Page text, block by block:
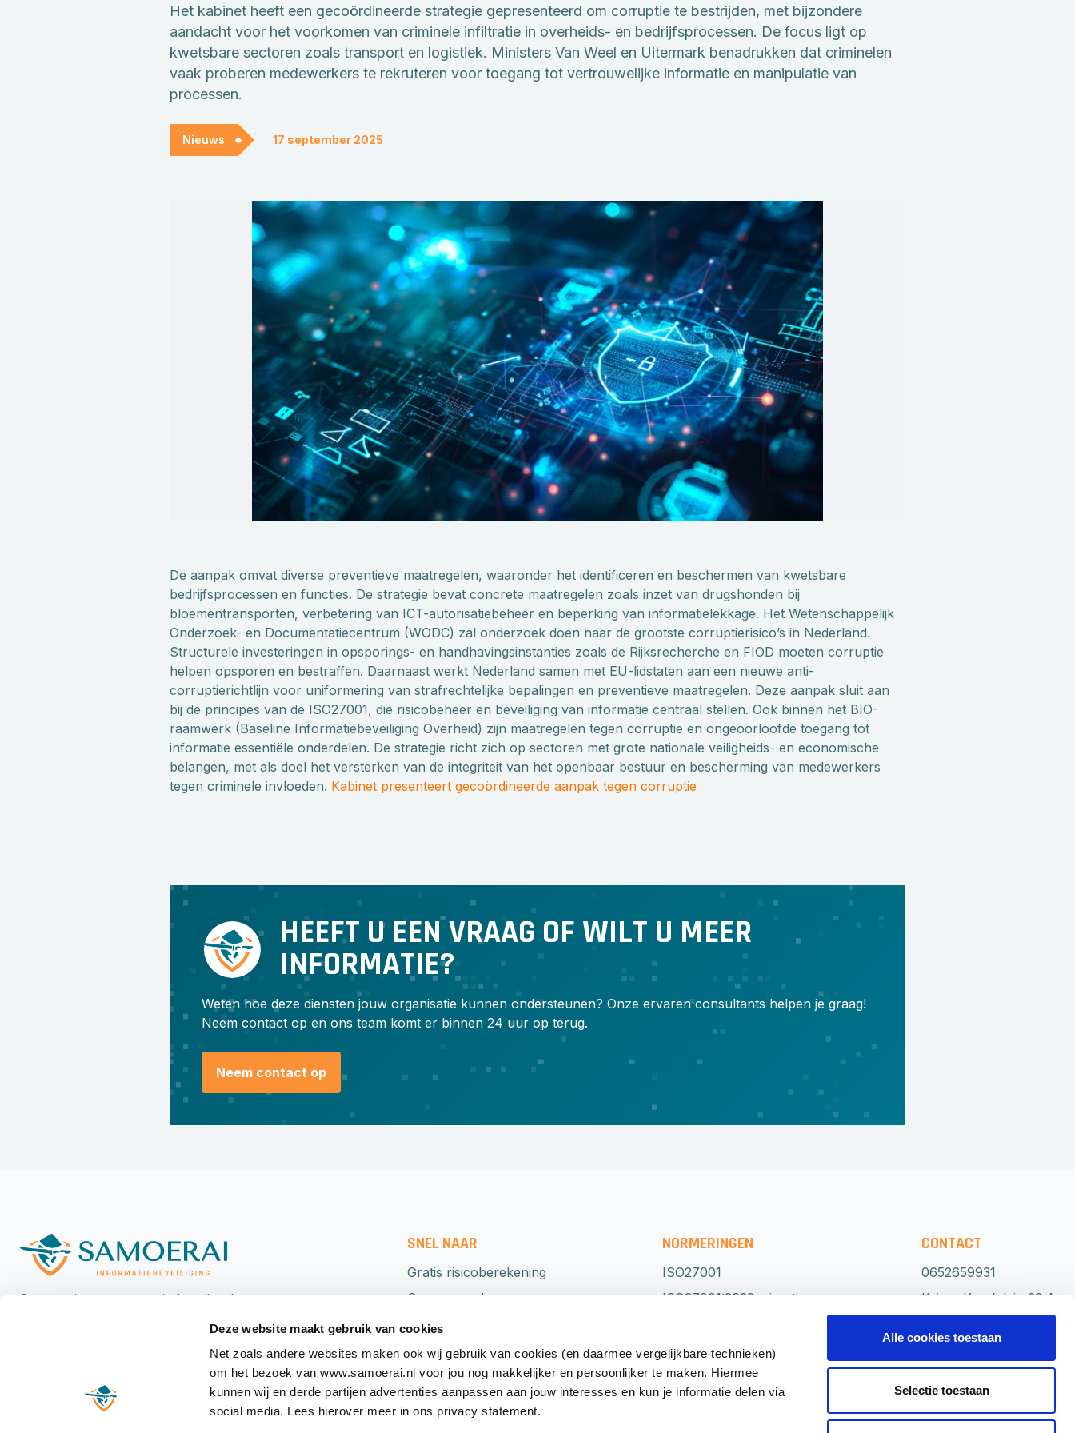
Deze website maakt gebruik van cookies
Net zoals andere websites maken ook wij gebruik van cookies (en daarmee vergelijkbare technieken)
om het bezoek van www.samoerai.nl voor jou nog makkelijker en persoonlijker te maken. Hiermee
kunnen wij en derde partijen advertenties aanpassen aan jouw interesses en kun je informatie delen via
social media. Lees hierover meer in ons privacy statement.
Alle cookies toestaan
Selectie toestaan
Het kabinet heeft een gecoördineerde strategie gepresenteerd om corruptie te bestrijden, met bijzondere
aandacht voor het voorkomen van criminele infiltratie in overheids- en bedrijfsprocessen. De focus ligt op
kwetsbare sectoren zoals transport en logistiek. Ministers Van Weel en Uitermark benadrukken dat criminelen
vaak proberen medewerkers te rekruteren voor toegang tot vertrouwelijke informatie en manipulatie van
processen.
Nieuws 17 september 2025
De aanpak omvat diverse preventieve maatregelen, waaronder het identificeren en beschermen van kwetsbare
bedrijfsprocessen en functies. De strategie bevat concrete maatregelen zoals inzet van drugshonden bij
bloementransporten, verbetering van ICT-autorisatiebeheer en beperking van informatielekkage. Het Wetenschappelijk
Onderzoek- en Documentatiecentrum (WODC) zal onderzoek doen naar de grootste corruptierisico’s in Nederland.
Structurele investeringen in opsporings- en handhavingsinstanties zoals de Rijksrecherche en FIOD moeten corruptie
helpen opsporen en bestraffen. Daarnaast werkt Nederland samen met EU-lidstaten aan een nieuwe anti-
corruptierichtlijn voor uniformering van strafrechtelijke bepalingen en preventieve maatregelen. Deze aanpak sluit aan
bij de principes van de ISO27001, die risicobeheer en beveiliging van informatie centraal stellen. Ook binnen het BIO-
raamwerk (Baseline Informatiebeveiliging Overheid) zijn maatregelen tegen corruptie en ongeoorloofde toegang tot
informatie essentiële onderdelen. De strategie richt zich op sectoren met grote nationale veiligheids- en economische
belangen, met als doel het versterken van de integriteit van het openbaar bestuur en bescherming van medewerkers
tegen criminele invloeden. Kabinet presenteert gecoördineerde aanpak tegen corruptie
HEEFT U EEN VRAAG OF WILT U MEER
INFORMATIE?
Weten hoe deze diensten jouw organisatie kunnen ondersteunen? Onze ervaren consultants helpen je graag!
Neem contact op en ons team komt er binnen 24 uur op terug.
Neem contact op
Samoerai staat voorop in het digitale
voor informatiebeveiliging, versterkt door
hands-on verandermanagement.
SNEL NAAR
Gratis risicoberekening
Onze aanpak
Normeringen
Detachering
Grip op security
Diensten
NORMERINGEN
ISO27001
ISO27001:2022 migratie
BIO
ISO22301
ISO27701
CONTACT
0652659931
Keizer Karelplein 32 A
advies?
Neem contact